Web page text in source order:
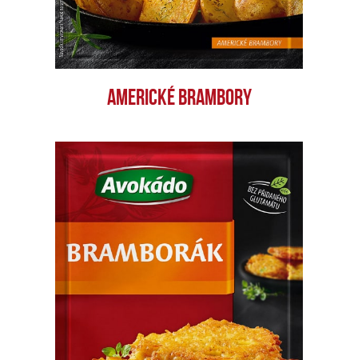
AMERICKÉ BRAMBORY